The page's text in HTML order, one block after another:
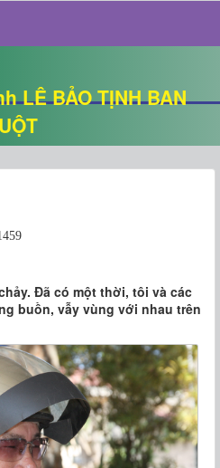
LÊ BẢO TỊNH BAN
Đã có một thời, tôi và các
buồn, vẫy vùng với nhau trên